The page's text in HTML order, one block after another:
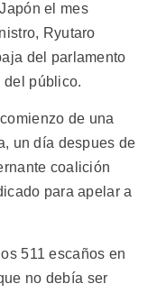
el mes
Ryutaro
del parlamento
del público.
de una
un día despues de
coalición
para apelar a
511 escaños en
no debía ser